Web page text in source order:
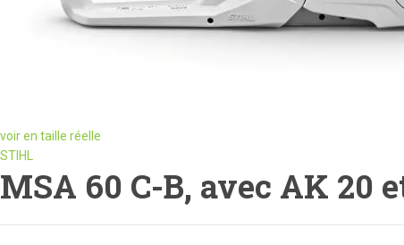
voir en taille réelle
STIHL
MSA 60 C-B, avec AK 20